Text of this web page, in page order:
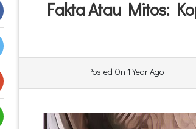
Fakta Atau Mitos:
Posted On 1 Year Ago